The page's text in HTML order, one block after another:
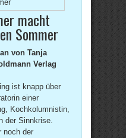
macht
Sommer
von Tanja
Verlag
ist knapp über
einer
Kochkolumnistin,
der Sinnkrise.
noch der